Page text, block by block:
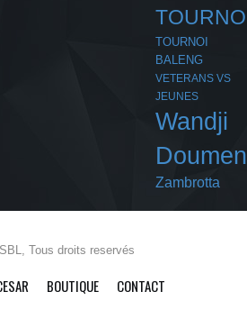
TOURNOI
BALENG
VETERANS VS
JEUNES
Wandji
Doumen
Zambrotta
Tous droits reservés
BOUTIQUE CONTACT